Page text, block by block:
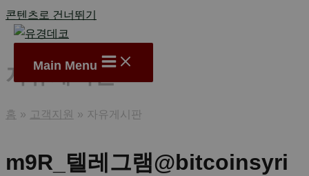
콘텐츠로 건너뛰기
Main Menu
자유게시판
홈 고객지원 자유게시판
m9R_텔레그램@bitcoinsyri